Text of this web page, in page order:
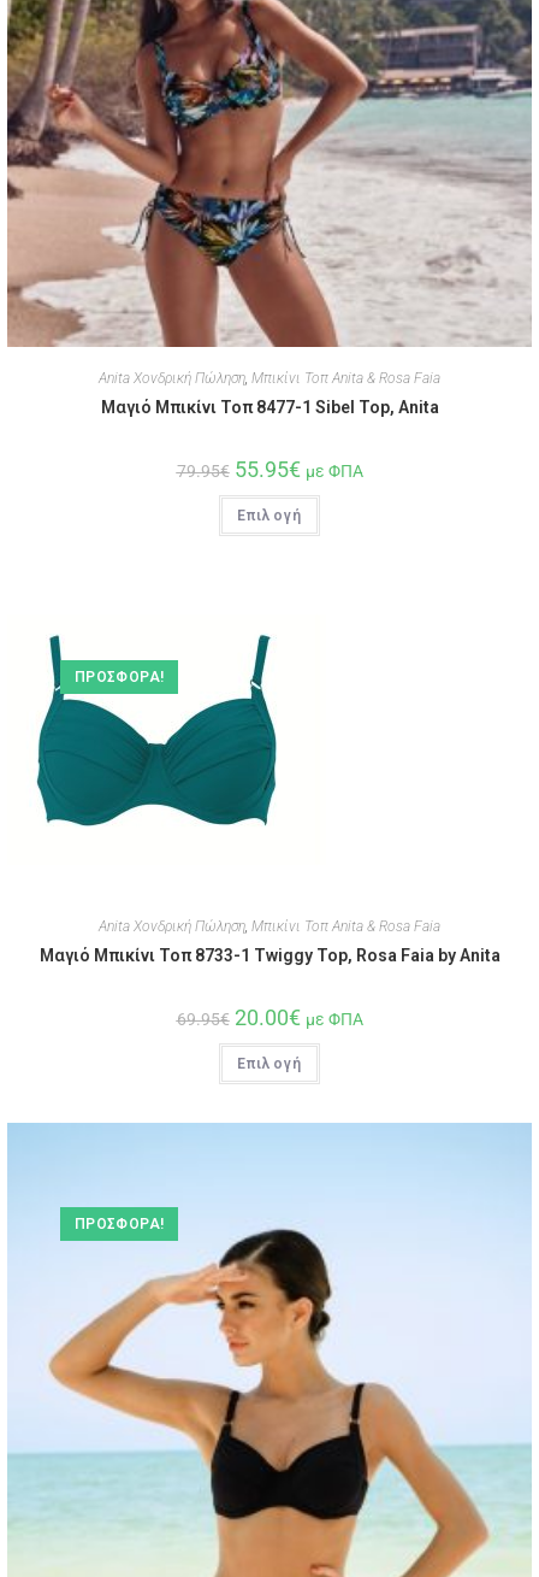
Anita Χονδρική Πώληση, Μπικίνι Τοπ Anita & Rosa Faia
Μαγιό Μπικίνι Τοπ 8477-1 Sibel Top, Anita
79.95€ 55.95€ με ΦΠΑ
Επιλογή
ΠΡΟΣΦΟΡΆ!
Anita Χονδρική Πώληση Μπικίνι Τοπ Anita & Rosa Faia
Μαγιό Μπικίνι Τοπ 8733-1 Twiggy Top, Rosa Faia by Anita
69.95€ 20.00€ με ΦΠΑ
Επιλογή
ΠΡΟΣΦΟΡΆ!